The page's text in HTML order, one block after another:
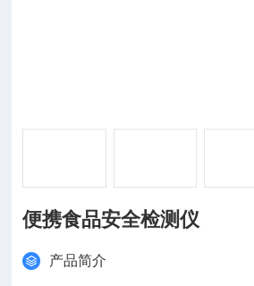
便携食品安全检测仪
产品简介